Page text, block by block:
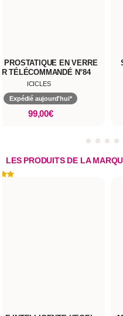
PROSTATIQUE EN VERRE
TÉLÉCOMMANDÉ N°84
ICICLES
Expédié aujourd'hui*
99,00€
LES PRODUITS DE LA